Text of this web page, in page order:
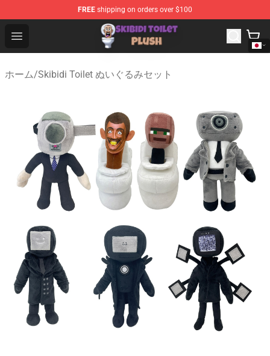
FREE shipping on orders over $100
Open menu
Skibidi Toilet Plush Shop - Official Skibidi Toilet Plush
ホーム/Skibidi Toilet ぬいぐるみセット